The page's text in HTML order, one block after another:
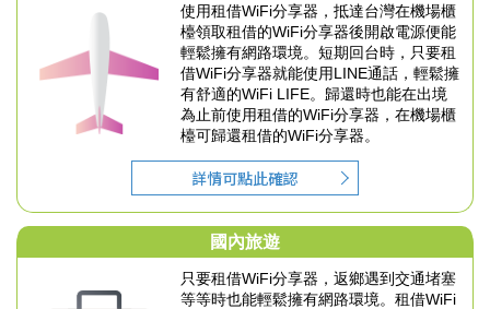
使用租借WiFi分享器，抵達台灣在機場櫃
檯領取租借的WiFi分享器後開啟電源便能
輕鬆擁有網路環境。 短期回台時，只要租
借WiFi分享器就能使用LINE通話， 輕鬆擁
有舒適的WiFi LIFE。 歸還時也能在出境
為止前使用租借的WiFi分享器， 在機場櫃
檯可歸還租借的WiFi分享器。
詳情可點此確認
國內旅遊
只要租借WiFi分享器，返鄉遇到交通堵塞
等等時也能輕鬆擁有網路環境。 租借WiFi